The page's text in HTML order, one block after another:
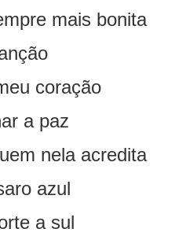
mais bonita
coração
a paz
nela acredita
azul
a sul